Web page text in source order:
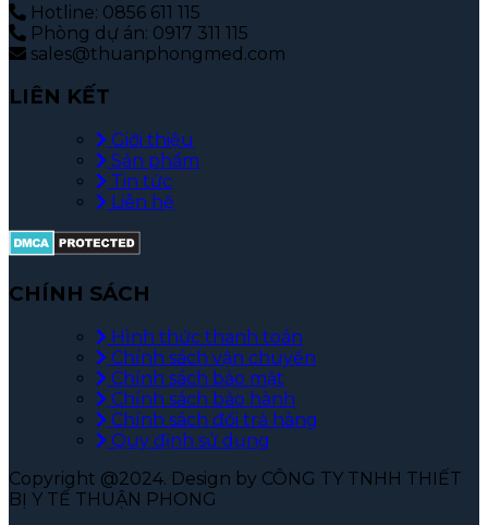
Hotline: 0856 611 115
Phòng dự án: 0917 311 115
sales@thuanphongmed.com
LIÊN KẾT
Giới thiệu
Sản phẩm
Tin tức
Liên hệ
CHÍNH SÁCH
Hình thức thanh toán
Chính sách vận chuyển
Chính sách bảo mật
Chính sách bảo hành
Chính sách đổi trả hàng
Quy định sử dụng
Copyright @2024. Design by CÔNG TY TNHH THIẾT
BỊ Y TẾ THUẬN PHONG